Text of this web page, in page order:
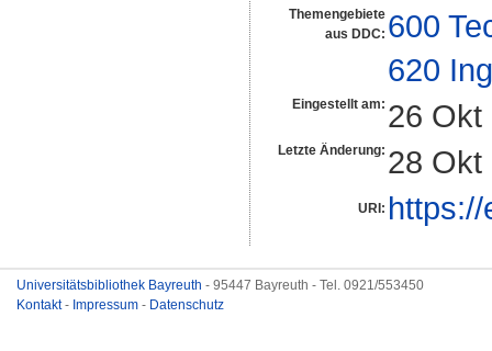
Themengebiete
aus DDC: 600
620
Eingestellt am: 26 Okt
Letzte Änderung: 28 Okt
URI:
Universitätsbibliothek Bayreuth - 95447 Bayreuth - Tel. 0921/553450
Kontakt- Impressum - Datenschutz